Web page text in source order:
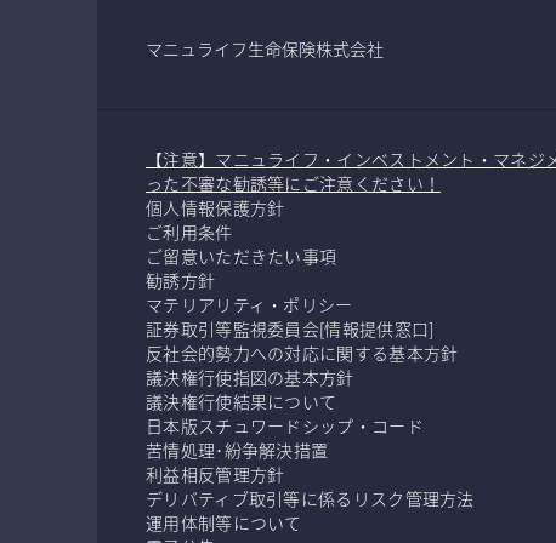
マニュライフ生命保険株式会社
【注意】マニュライフ・インベストメント・マネ
った不審な勧誘等にご注意ください！
個人情報保護方針
ご利用条件
ご留意いただきたい事項
勧誘方針
マテリアリティ・ポリシー
証券取引等監視委員会[情報提供窓口]
反社会的勢力への対応に関する基本方針
議決権行使指図の基本方針
議決権行使結果について
日本版スチュワードシップ・コード
苦情処理･紛争解決措置
利益相反管理方針
デリバティブ取引等に係るリスク管理方法
運用体制等について